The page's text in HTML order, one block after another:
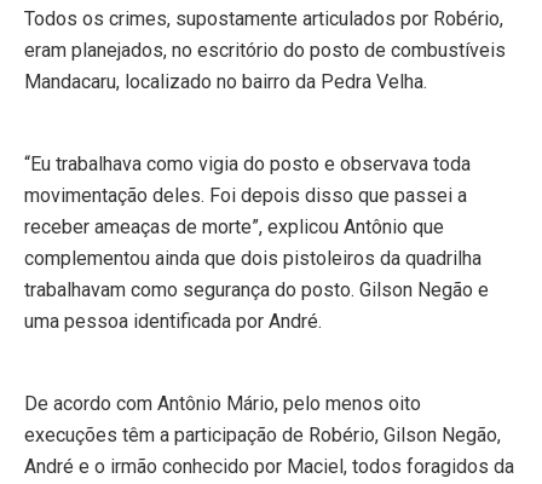
Todos os crimes, supostamente articulados por Robério,
eram planejados, no escritório do posto de combustíveis
Mandacaru, localizado no bairro da Pedra Velha.
“Eu trabalhava como vigia do posto e observava toda
movimentação deles. Foi depois disso que passei a
receber ameaças de morte”, explicou Antônio que
complementou ainda que dois pistoleiros da quadrilha
trabalhavam como segurança do posto. Gilson Negão e
uma pessoa identificada por André.
De acordo com Antônio Mário, pelo menos oito
execuções têm a participação de Robério, Gilson Negão,
André e o irmão conhecido por Maciel, todos foragidos da